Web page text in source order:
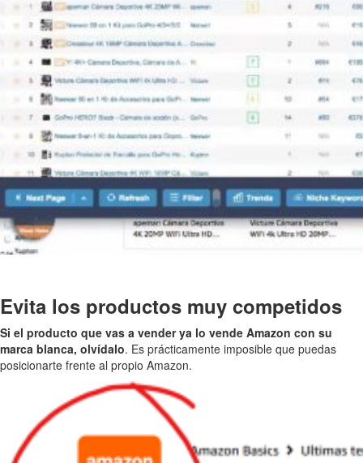
Evita los productos muy competidos
Si el producto que vas a vender ya lo vende Amazon con su
marca blanca, olvídalo. Es prácticamente imposible que puedas
posicionarte frente al propio Amazon.